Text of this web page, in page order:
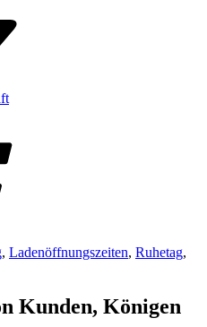
, Ladenöffnungszeiten, Ruhetag,
Kunden, Königen